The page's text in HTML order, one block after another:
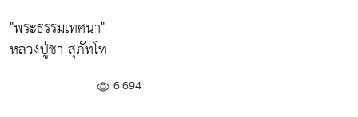
"พระธรรมเทศนา"
หลวงปู่ชา สุภัทโท
6,694